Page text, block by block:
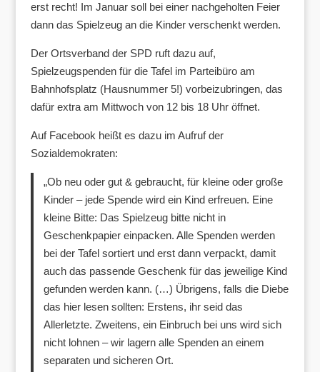
erst recht! Im Januar soll bei einer nachgeholten Feier
dann das Spielzeug an die Kinder verschenkt werden.
Der Ortsverband der SPD ruft dazu auf,
Spielzeugspenden für die Tafel im Parteibüro am
Bahnhofsplatz (Hausnummer 5!) vorbeizubringen, das
dafür extra am Mittwoch von 12 bis 18 Uhr öffnet.
Auf Facebook heißt es dazu im Aufruf der
Sozialdemokraten:
„Ob neu oder gut & gebraucht, für kleine oder große
Kinder – jede Spende wird ein Kind erfreuen. Eine
kleine Bitte: Das Spielzeug bitte nicht in
Geschenkpapier einpacken. Alle Spenden werden
bei der Tafel sortiert und erst dann verpackt, damit
auch das passende Geschenk für das jeweilige Kind
gefunden werden kann. (…) Übrigens, falls die Diebe
das hier lesen sollten: Erstens, ihr seid das
Allerletzte. Zweitens, ein Einbruch bei uns wird sich
nicht lohnen – wir lagern alle Spenden an einem
separaten und sicheren Ort.